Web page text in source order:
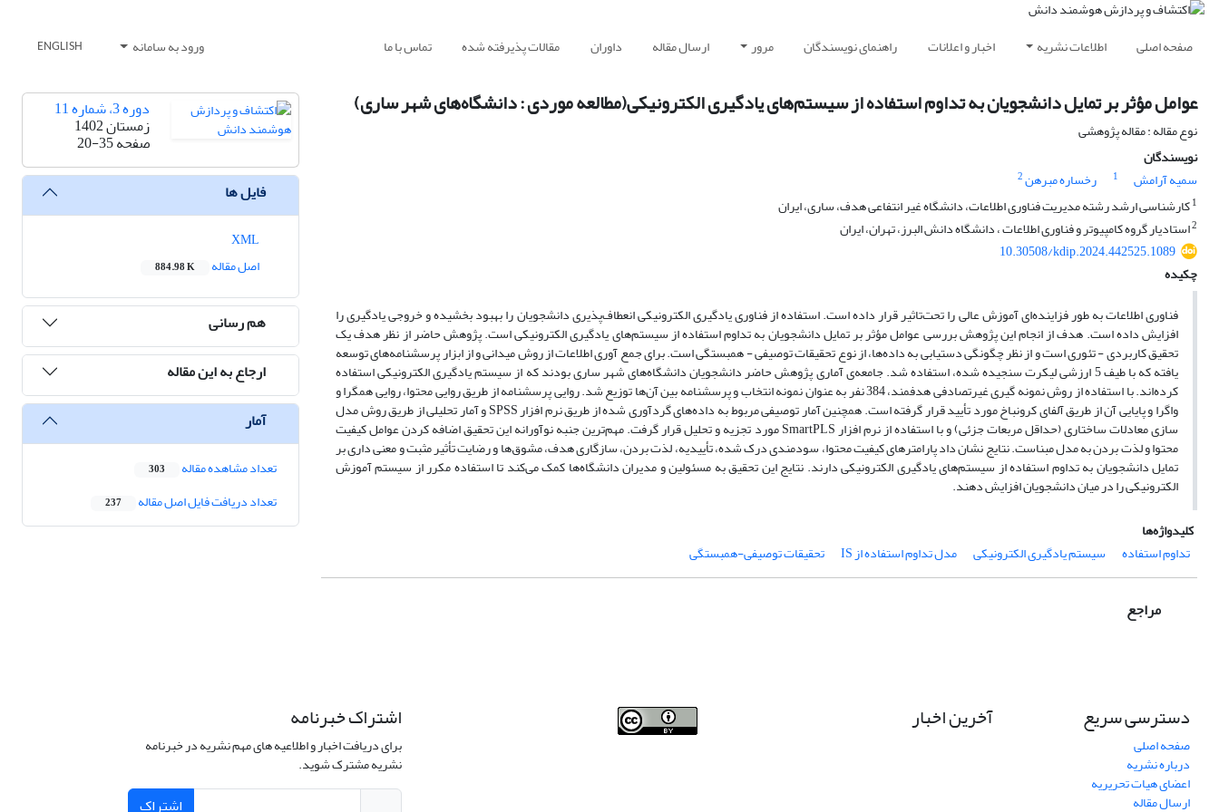
صفحه اصلی اطلاعات نشریه اخبار و اعلانات راهنمای نویسندگان مرور ارسال مقاله داوران مقالات پذیرفته شده تماس با ما ورود به سامانه ENGLISH
عوامل مؤثر بر تمایل دانشجویان به تداوم استفاده از سیستم‌های یادگیری الکترونیکی(مطالعه موردی : دانشگاه‌های شهر ساری)
نوع مقاله : مقاله پژوهشی
نویسندگان
سمیه آرامش
1 رخساره مبرهن2
1کارشناسی ارشد رشته مدیریت فناوری اطلاعات، دانشگاه غیر انتفاعی هدف، ساری، ایران
2استادیار گروه کامپیوتر و فناوری اطلاعات ، دانشگاه دانش البرز، تهران، ایران
10.30508/kdip.2024.442525.1089
چکیده
فناوری اطلاعات به طور فزاینده‌ای آموزش عالی را تحت‌تاثیر قرار داده است. استفاده از فناوری یادگیری الکترونیکی انعطاف‌پذیری دانشجویان را بهبود بخشیده و خروجی یادگیری را
افزایش داده است. هدف از انجام این پژوهش بررسی عوامل مؤثر بر تمایل دانشجویان به تداوم استفاده از سیستم‌های یادگیری الکترونیکی است. پژوهش حاضر از نظر هدف یک
تحقیق کاربردی - تئوری است و از نظر چگونگی دستیابی به داده‌ها، از نوع تحقیقات توصیفی - همبستگی است. برای جمع آوری اطلاعات از روش میدانی و از ابزار پرسشنامه‌های توسعه
یافته که با طیف 5 ارزشی لیکرت سنجیده شده، استفاده شد. جامعه‌ی آماری پژوهش حاضر دانشجویان دانشگاه‌های شهر ساری بودند که از سیستم یادگیری الکترونیکی استفاده
کرده‌اند. با استفاده از روش نمونه گیری غیرتصادفی هدفمند، 384 نفر به عنوان نمونه انتخاب و پرسشنامه بین آن‌ها توزیع شد. روایی پرسشنامه از طریق روایی محتوا، روایی همگرا و
واگرا و پایایی آن از طریق آلفای کرونباخ مورد تأیید قرار گرفته است. همچنین آمار توصیفی مربوط به داده‌های گردآوری شده از طریق نرم افزار SPSS و آمار تحلیلی از طریق روش مدل
سازی معادلات ساختاری (حداقل مربعات جزئی) و با استفاده از نرم افزار SmartPLS مورد تجزیه و تحلیل قرار گرفت. مهم‌ترین جنبه نوآورانه این تحقیق اضافه کردن عوامل کیفیت
محتوا و لذت بردن به مدل مبناست. نتایج نشان داد پارامترهای کیفیت محتوا، سودمندی درک شده، تأییدیه، لذت بردن، سازگاری هدف، مشوق‌ها و رضایت تأثیر مثبت و معنی داری بر
تمایل دانشجویان به تداوم استفاده از سیستم‌های یادگیری الکترونیکی دارند. نتایج این تحقیق به مسئولین و مدیران دانشگاه‌ها کمک می‌کند تا استفاده مکرر از سیستم آموزش
الکترونیکی را در میان دانشجویان افزایش دهند.
کلیدواژه‌ها
تداوم استفاده
سیستم یادگیری الکترونیکی مدل تداوم استفاده از IS تحقیقات توصیفی-همبستگی
مراجع
دوره 3، شماره 11
زمستان 1402
صفحه20-35
فایل ها
اصل مقاله
884.98 K
هم رسانی
ارجاع به این مقاله
آمار
تعداد مشاهده مقاله 303
تعداد دریافت فایل اصل مقاله 237
دسترسی سریع
صفحه اصلی
درباره نشریه
اعضای هیات تحریریه
ارسال مقاله
آخرین اخبار اشتراک خبرنامه
برای دریافت اخبار و اطلاعیه های مهم نشریه در خبرنامه
نشریه مشترک شوید.
اشتراک